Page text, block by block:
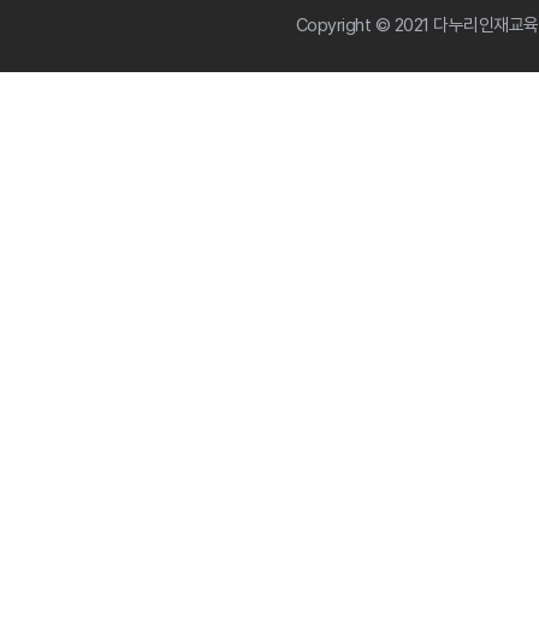
Copyright © 2021 다누리인재교